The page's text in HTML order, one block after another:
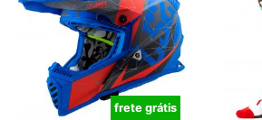
frete grátis